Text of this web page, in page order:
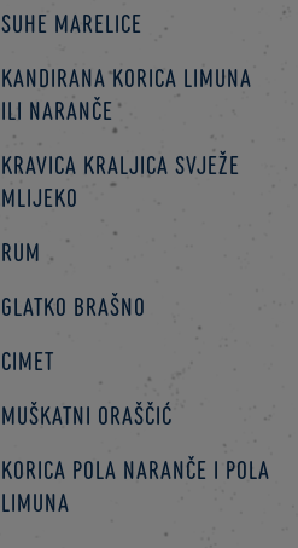
suhe marelice
kandirana korica limuna
ili naranče
Kravica Kraljica Svježe
mlijeko
rum
glatko brašno
cimet
muškatni oraščić
korica pola naranče i pola
limuna